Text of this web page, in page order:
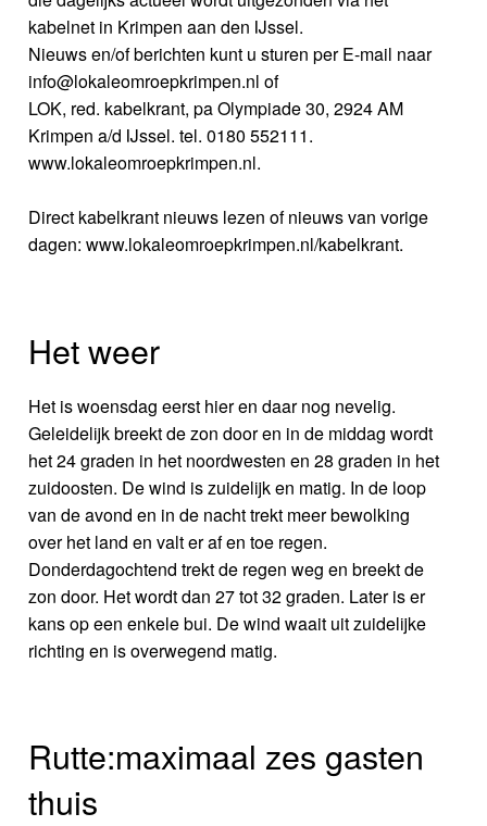
kabelnet in Krimpen aan den IJssel.
Nieuws en/of berichten kunt u sturen per E-mail naar
info@lokaleomroepkrimpen.nl of
LOK, red. kabelkrant, pa Olympiade 30, 2924 AM
Krimpen a/d IJssel. tel. 0180 552111.
www.lokaleomroepkrimpen.nl.
Direct kabelkrant nieuws lezen of nieuws van vorige
dagen: www.lokaleomroepkrimpen.nl/kabelkrant.
Het weer
Het is woensdag eerst hier en daar nog nevelig.
Geleidelijk breekt de zon door en in de middag wordt
het 24 graden in het noordwesten en 28 graden in het
zuidoosten. De wind is zuidelijk en matig. In de loop
van de avond en in de nacht trekt meer bewolking
over het land en valt er af en toe regen.
Donderdagochtend trekt de regen weg en breekt de
zon door. Het wordt dan 27 tot 32 graden. Later is er
kans op een enkele bui. De wind waait uit zuidelijke
richting en is overwegend matig.
Rutte:maximaal zes gasten
thuis